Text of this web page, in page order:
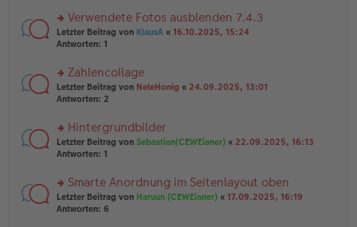
tr
a
g
e
n
er
tr
a
g
n
g
el
e
n
er
tr
a
g
rs
te
n
g
el
e
n
er
tr
a
g
Verwendete Fotos ausblenden 7.4.3
Letzter Beitrag von KlausA « 16.10.2025, 15:24
Antworten: 1
rs
te
n
g
el
e
n
er
Zahlencollage
Letzter Beitrag von NeleHonig « 24.09.2025, 13:01
Antworten: 2
rs
te
n
g
el
Hintergrundbilder
Letzter Beitrag von Sebastian(CEWEianer) « 22.09.2025, 16:13
Antworten: 1
rs
te
Smarte Anordnung im Seitenlayout oben
Letzter Beitrag von Haruun (CEWEianer) « 17.09.2025, 16:19
Antworten: 6